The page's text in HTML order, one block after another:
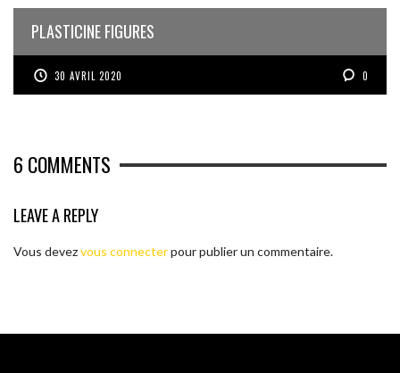
PLASTICINE FIGURES
30 AVRIL 2020 0
6 COMMENTS
LEAVE A REPLY
Vous devezvous connecterpour publier un commentaire.